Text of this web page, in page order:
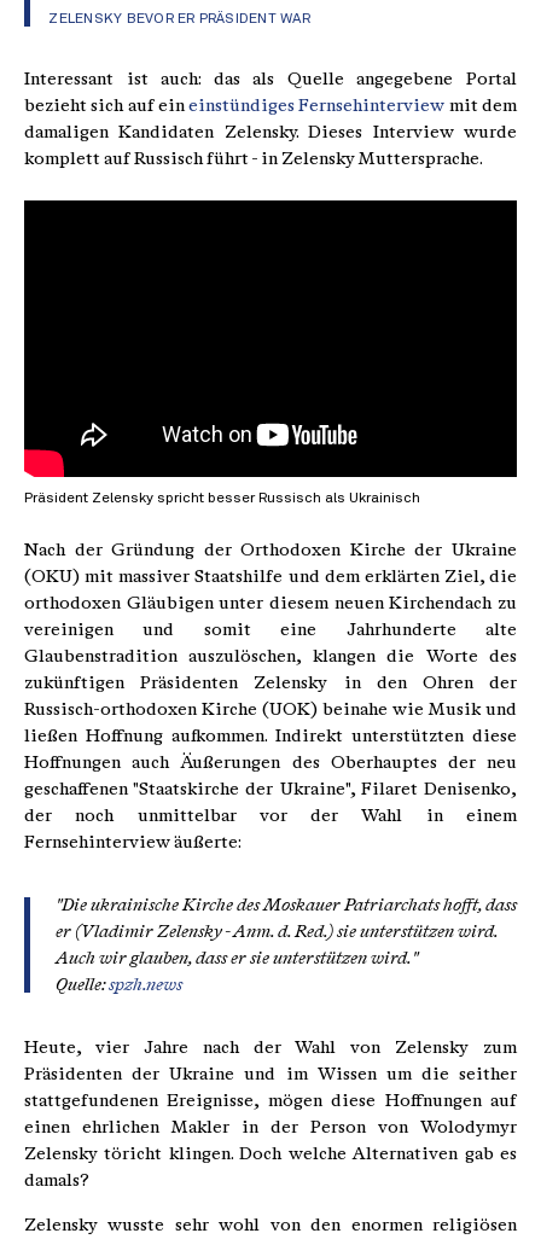
ZELENSKY BEVOR ER PRÄSIDENT WAR
Interessant ist auch: das als Quelle angegebene Portal
bezieht sich auf eineinstündiges Fernsehinterview mit dem
damaligen Kandidaten Zelensky. Dieses Interview wurde
komplett auf Russisch führt - in Zelensky Muttersprache.
Präsident Zelensky spricht besser Russisch als Ukrainisch
Nach der Gründung der Orthodoxen Kirche der Ukraine
(OKU) mit massiver Staatshilfe und dem erklärten Ziel, die
orthodoxen Gläubigen unter diesem neuen Kirchendach zu
vereinigen und somit eine Jahrhunderte alte
Glaubenstradition auszulöschen, klangen die Worte des
zukünftigen Präsidenten Zelensky in den Ohren der
Russisch-orthodoxen Kirche (UOK) beinahe wie Musik und
ließen Hoffnung aufkommen. Indirekt unterstützten diese
Hoffnungen auch Äußerungen des Oberhauptes der neu
geschaffenen "Staatskirche der Ukraine", Filaret Denisenko,
der noch unmittelbar vor der Wahl in einem
Fernsehinterview äußerte:
"Die ukrainische Kirche des Moskauer Patriarchats hofft, dass
er (Vladimir Zelensky - Anm. d. Red.) sie unterstützen wird.
Auch wir glauben, dass er sie unterstützen wird."
Quelle:spzh.news
Heute, vier Jahre nach der Wahl von Zelensky zum
Präsidenten der Ukraine und im Wissen um die seither
stattgefundenen Ereignisse, mögen diese Hoffnungen auf
einen ehrlichen Makler in der Person von Wolodymyr
Zelensky töricht klingen. Doch welche Alternativen gab es
damals?
Zelensky wusste sehr wohl von den enormen religiösen